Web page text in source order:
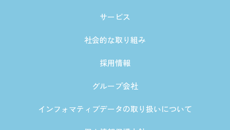
サービス
社会的な取り組み
採用情報
グループ会社
インフォマティブデータの取り扱いについて